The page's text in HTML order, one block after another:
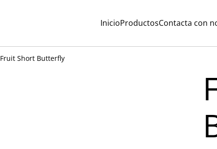
InicioProductosContacta con
Fruit Short Butterfly